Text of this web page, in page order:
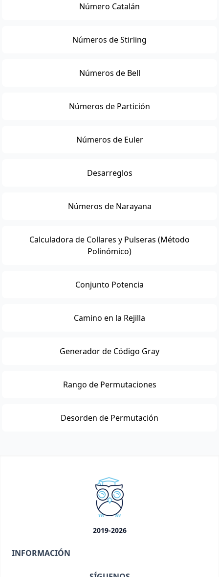
Número Catalán
Números de Stirling
Números de Bell
Números de Partición
Números de Euler
Desarreglos
Números de Narayana
Calculadora de Collares y Pulseras (Método
Polinómico)
Conjunto Potencia
Camino en la Rejilla
Generador de Código Gray
Rango de Permutaciones
Desorden de Permutación
2019-2026
INFORMACIÓN